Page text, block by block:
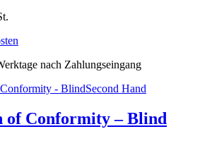
nach Zahlungseingang
Second Hand
of Conformity – Blind